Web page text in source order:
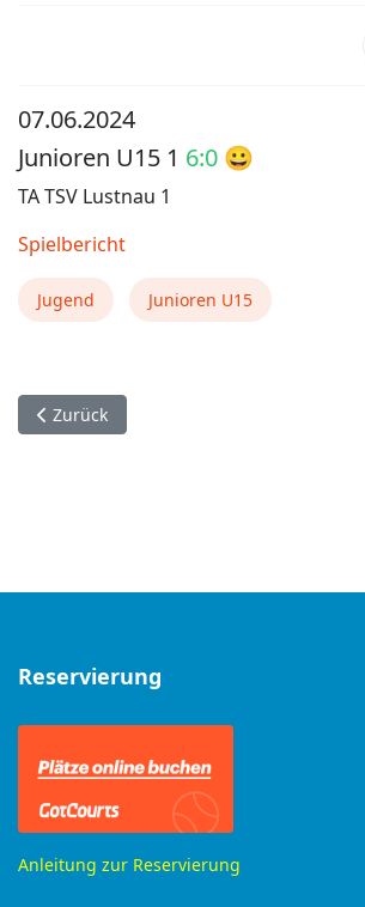
07.06.2024
Junioren U15 1 6:0 😀
TA TSV Lustnau 1
Spielbericht
Jugend Junioren U15
Vorheriger Beitrag: Gem. Junioren U18 3:3
Zurück
Reservierung
Anleitung zur Reservierung